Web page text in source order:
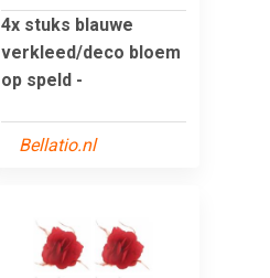
4x stuks blauwe
verkleed/deco bloem
op speld -
Bellatio.nl